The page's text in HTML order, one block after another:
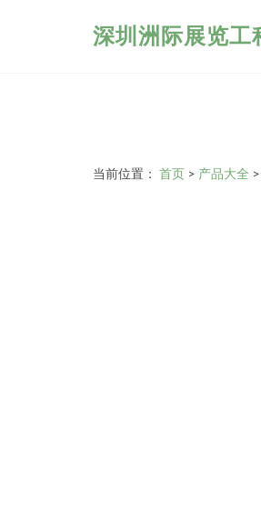
深圳洲际展览工
当前位置： 首页 > 产品大全 >